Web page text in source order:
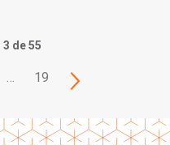
de 55
… 19